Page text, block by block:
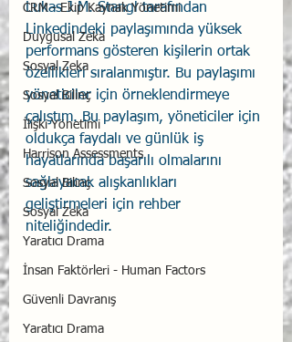
CRM - Ekip Kaynak Yönetimi
Duygusal Zeka
Sosyal Zeka
Sosyal Bilinç
İlişki Yönetimi
Harrison Assessments
Sosyal Bilinç
Sosyal Zeka
Yaratıcı Drama
İnsan Faktörleri - Human Factors
Güvenli Davranış
Yaratıcı Drama
Lukas J.M. Stangl tarafından
Linkedindeki paylaşımında yüksek
performans gösteren kişilerin ortak
özellikleri sıralanmıştır. Bu paylaşımı
yöneticiler için örneklendirmeye
çalıştım. Bu paylaşım, yöneticiler için
oldukça faydalı ve günlük iş
hayatlarında başarılı olmalarını
sağlayacak alışkanlıkları
geliştirmeleri için rehber
niteliğindedir.